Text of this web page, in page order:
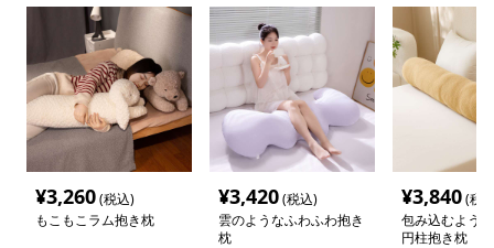
¥3,260(税込)
もこもこラム抱き枕
¥3,420(税込)
雲のようなふわふわ抱き
枕
¥3,840(税
包み込むよう
円柱抱き枕